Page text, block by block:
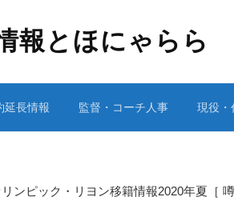
報とほにゃらら
延長情報 監督・コーチ人事 現役・
ンピック・リヨン移籍情報2020年夏［ 噂